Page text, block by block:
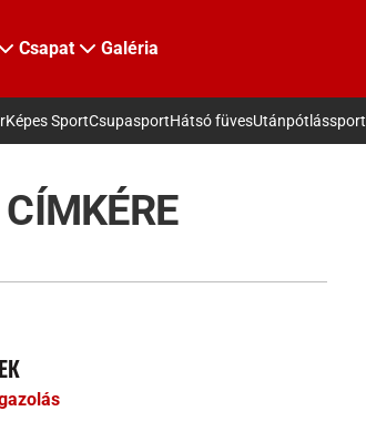
Csapat Galéria
Képes SportCsupasportHátsó füvesUtánpótlássport